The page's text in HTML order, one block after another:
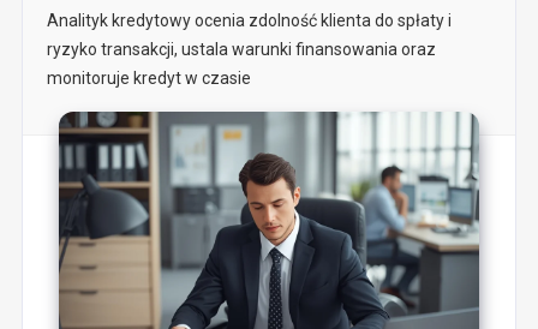
Analityk kredytowy ocenia zdolność klienta do spłaty i
ryzyko transakcji, ustala warunki finansowania oraz
monitoruje kredyt w czasie